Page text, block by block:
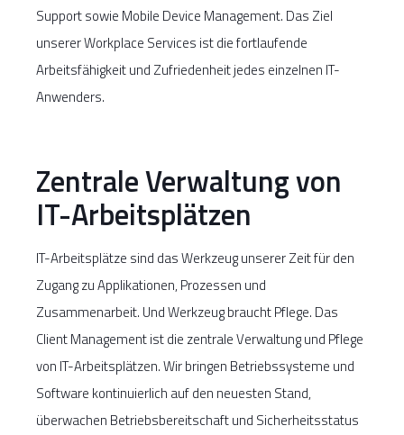
Support sowie Mobile Device Management. Das Ziel
unserer Workplace Services ist die fortlaufende
Arbeitsfähigkeit und Zufriedenheit jedes einzelnen IT-
Anwenders.
Zentrale Verwaltung von
IT-Arbeitsplätzen
IT-Arbeitsplätze sind das Werkzeug unserer Zeit für den
Zugang zu Applikationen, Prozessen und
Zusammenarbeit. Und Werkzeug braucht Pflege. Das
Client Management ist die zentrale Verwaltung und Pflege
von IT-Arbeitsplätzen. Wir bringen Betriebssysteme und
Software kontinuierlich auf den neuesten Stand,
überwachen Betriebsbereitschaft und Sicherheitsstatus